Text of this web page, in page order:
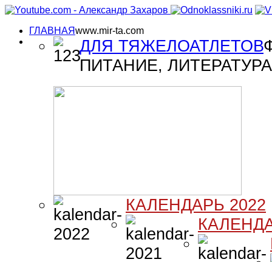
ГЛАВНАЯwww.mir-ta.com
ДЛЯ ТЯЖЕЛОАТЛЕТОВ
ПИТАНИЕ, ЛИТЕРАТУРА
КАЛЕНДАРЬ 2022